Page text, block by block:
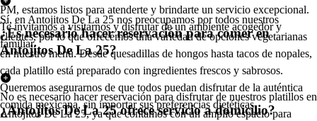
PM, estamos listos para atenderte y brindarte un servicio excepcional.
Te invitamos a visitarnos y disfrutar de un ambiente acogedor y
familiar.
Sí, en Antojitos De La 25 nos preocupamos por todos nuestros
clientes, por lo que ofrecemos una variedad de opciones vegetarianas
en nuestro menú. Desde quesadillas de hongos hasta tacos de nopales,
cada platillo está preparado con ingredientes frescos y sabrosos.
Queremos asegurarnos de que todos puedan disfrutar de la auténtica
comida mexicana, sin importar sus preferencias dietéticas.
¿Es necesario hacer reservación para comer en
Antojitos De La 25?
No es necesario hacer reservación para disfrutar de nuestros platillos en
Antojitos De La 25, ya que contamos con un amplio espacio para
¿Antojitos De La 25 ofrece servicio a domicilio?